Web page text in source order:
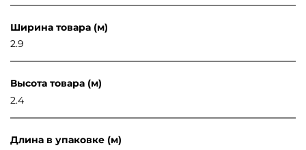
Ширина товара (м)
2.9
Высота товара (м)
2.4
Длина в упаковке (м)